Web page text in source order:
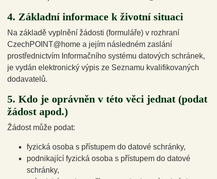
4. Základní informace k životní situaci
Na základě vyplnění žádosti (formuláře) v rozhraní
CzechPOINT@home a jejím následném zaslání
prostřednictvím Informačního systému datových schránek,
je vydán elektronický výpis ze Seznamu kvalifikovaných
dodavatelů.
5. Kdo je oprávněn v této věci jednat (podat
žádost apod.)
Žádost může podat:
fyzická osoba s přístupem do datové schránky,
podnikající fyzická osoba s přístupem do datové
schránky,